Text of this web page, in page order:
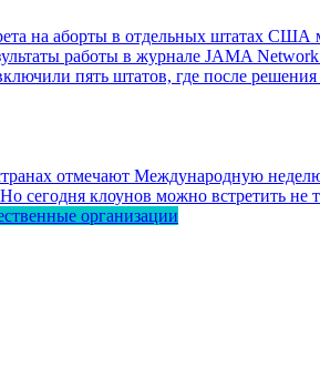
на аборты в отдельных штатах США
работы в журнале JAMA
пять штатов, где после
отмечают Международную
сегодня клоунов можно встретить не
организации